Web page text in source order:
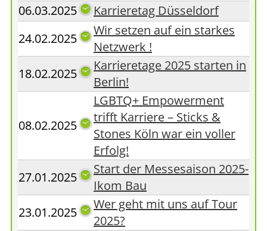
06.03.2025
Karrieretag Düsseldorf
24.02.2025
Wir setzen auf ein starkes
Netzwerk !
18.02.2025
Karrieretage 2025 starten in
Berlin!
08.02.2025
LGBTQ+ Empowerment
trifft Karriere – Sticks &
Stones Köln war ein voller
Erfolg!
27.01.2025
Start der Messesaison 2025-
Ikom Bau
23.01.2025
Wer geht mit uns auf Tour
2025?